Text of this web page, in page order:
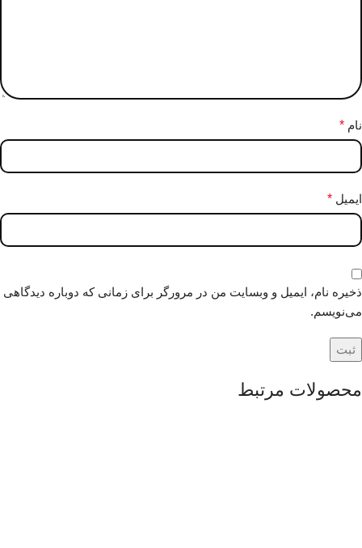
نام *
ایمیل *
ذخیره نام، ایمیل و وبسایت من در مرورگر برای زمانی که دوباره دیدگاهی
می‌نویسم.
محصولات مرتبط